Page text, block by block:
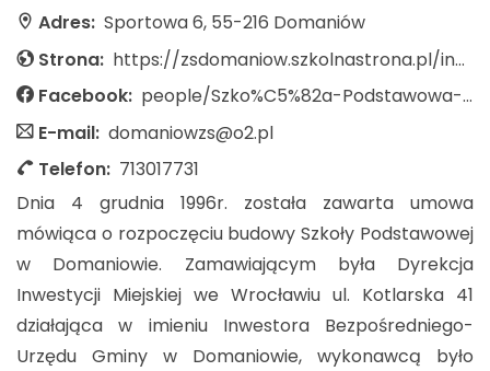
Adres: Sportowa 6, 55-216 Domaniów
Strona:
https://zsdomaniow.szkolnastrona.pl/index.php?c=page&id=23
Facebook:
people/Szko%C5%82a-Podstawowa-im-Jana-Paw%C5%82a-II-w-Domaniowie/100057252926527/?locale=pl_PL
E-mail: domaniowzs@o2.pl
Telefon: 713017731
Dnia 4 grudnia 1996r. została zawarta umowa
mówiąca o rozpoczęciu budowy Szkoły Podstawowej
w Domaniowie. Zamawiającym była Dyrekcja
Inwestycji Miejskiej we Wrocławiu ul. Kotlarska 41
działająca w imieniu Inwestora Bezpośredniego-
Urzędu Gminy w Domaniowie, wykonawcą było